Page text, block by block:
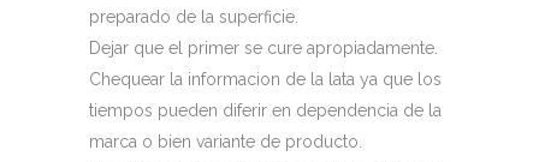
preparado de la superficie.
Dejar que el primer se cure apropiadamente.
Chequear la informacion de la lata ya que los
tiempos pueden diferir en dependencia de la
marca o bien variante de producto.